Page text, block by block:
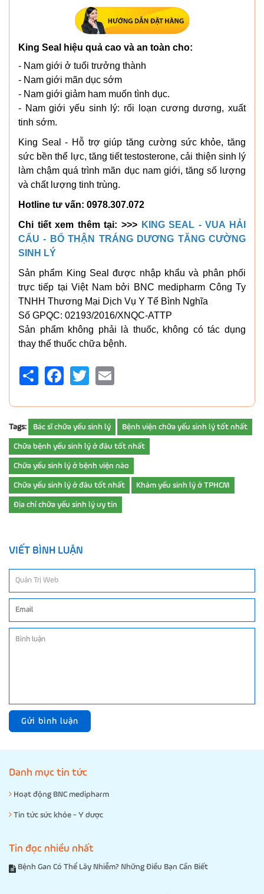
King Seal hiệu quả cao và an toàn cho:
- Nam giới ở tuổi trưởng thành
- Nam giới mãn dục sớm
- Nam giới giảm ham muốn tình dục.
- Nam giới yếu sinh lý: rối loạn cương dương, xuất
tinh sớm.
King Seal - Hỗ trợ giúp tăng cường sức khỏe, tăng
sức bền thể lực, tăng tiết testosterone, cải thiện sinh lý
làm chậm quá trình mãn dục nam giới, tăng số lượng
và chất lượng tinh trùng.
Hotline tư vấn: 0978.307.072
Chi tiết xem thêm tại: >>> KING SEAL - VUA HẢI
CẨU - BỔ THẬN TRÁNG DƯƠNG TĂNG CƯỜNG
SINH LÝ
Sản phẩm King Seal được nhập khẩu và phân phối
trực tiếp tại Việt Nam bởi BNC medipharm Công Ty
TNHH Thương Mại Dịch Vụ Y Tế Bình Nghĩa
Số GPQC: 02193/2016/XNQC-ATTP
Sản phẩm không phải là thuốc, không có tác dụng
thay thế thuốc chữa bệnh.
Share FacebookTwitter
Tags: Bác sĩ chữa yếu sinh lý Bệnh viện chữa yếu sinh lý tốt nhất
Chữa bệnh yếu sinh lý ở đâu tốt nhất
Chữa yếu sinh lý ở bệnh viện nào
Chữa yếu sinh lý ở đâu tốt nhất Khám yếu sinh lý ở TPHCM
Địa chỉ chữa yếu sinh lý uy tín
VIẾT BÌNH LUẬN
Gửi bình luận
Danh mục tin tức
Hoạt động BNC medipharm
Tin tức sức khỏe - Y dược
Tin đọc nhiều nhất
Bệnh Gan Có Thể Lây Nhiễm? Những Điều Bạn Cần Biết